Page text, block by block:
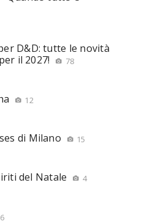
D&D: tutte le novità
il 2027!
78
12
di Milano 15
del Natale 4
6